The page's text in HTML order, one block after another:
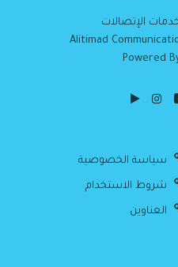
الإتصالات
Alitimad
Powered
سياسة الخصوصية
شروط الاستخدام
العناوين